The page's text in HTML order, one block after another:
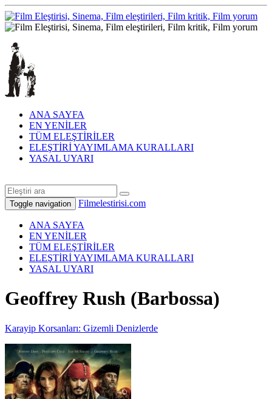
ANA SAYFA
EN YENİLER
TÜM ELEŞTİRİLER
ELEŞTİRİ YAYIMLAMA KURALLARI
YASAL UYARI
Toggle navigation Filmelestirisi.com
ANA SAYFA
EN YENİLER
TÜM ELEŞTİRİLER
ELEŞTİRİ YAYIMLAMA KURALLARI
YASAL UYARI
Geoffrey Rush (Barbossa)
Karayip Korsanları: Gizemli Denizlerde